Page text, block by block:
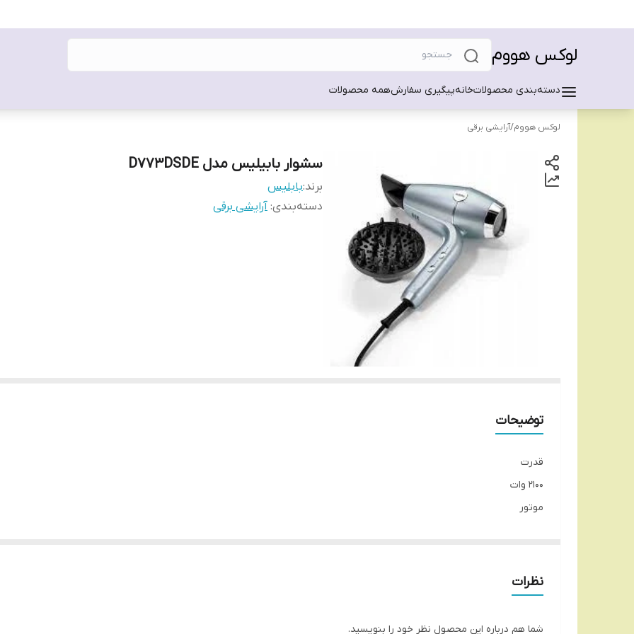
لوکس هووم
دسته‌بندی محصولاتخانهپیگیری سفارشهمه محصولات
لوکس هووم/آرایشی برقی
سشوار بابیلیس مدل D773DSDE
برند:بابلیس
دسته‌بندی: آرایشی برقی
توضیحات
قدرت
2100 وات
موتور
تکنولوژی پیشرفته پلاسما با سیستم آیونیک دوگانه, هیدارته کردن مو, توقف موخوره
جنس بدنه
نظرات
شما هم درباره این محصول نظر خود را بنویسید.